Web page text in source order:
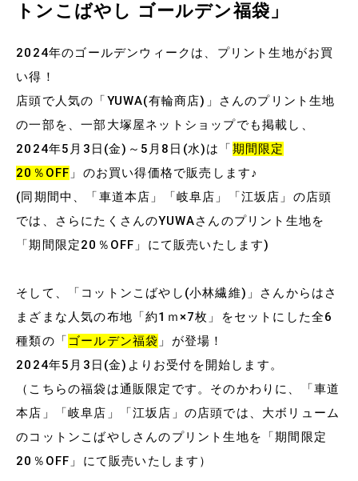
トンこばやし ゴールデン福袋」
2024年のゴールデンウィークは、プリント生地がお買
い得！
店頭で人気の「YUWA(有輪商店)」さんのプリント生地
の一部を、一部大塚屋ネットショップでも掲載し、
2024年5月3日(金)～5月8日(水)は「期間限定
20％OFF 」のお買い得価格で販売します♪
(同期間中、「車道本店」「岐阜店」「江坂店」の店頭
では、さらにたくさんのYUWAさんのプリント生地を
「期間限定20％OFF」にて販売いたします)
そして、「コットンこばやし(小林繊維)」さんからはさ
まざまな人気の布地「約1ｍ×7枚」をセットにした全6
種類の「 ゴールデン福袋 」が登場！
2024年5月3日(金)よりお受付を開始します。
（こちらの福袋は通販限定です。そのかわりに、「車道
本店」「岐阜店」「江坂店」の店頭では、大ボリューム
のコットンこばやしさんのプリント生地を「期間限定
20％OFF」にて販売いたします）